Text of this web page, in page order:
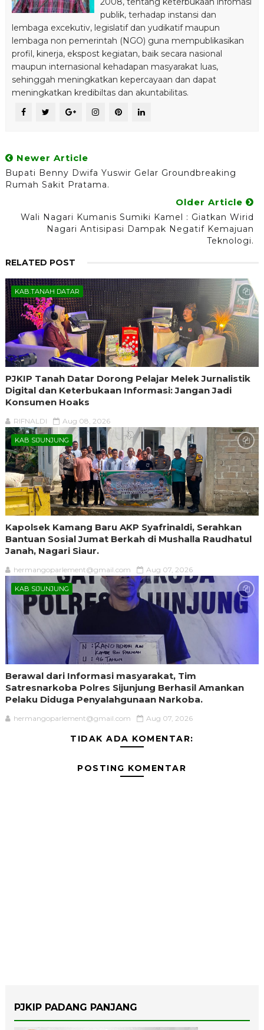
publik, terhadap instansi dan
lembaga excekutiv, legislatif dan yudikatif maupun
lembaga non pemerintah (NGO) guna mempublikasikan
profil, kinerja, ekspost kegiatan, baik secara nasional
maupun internasional kehadapan masyarakat luas,
sehinggah meningkatkan kepercayaan dan dapat
meningkatkan kredibiltas dan akuntabilitas.
Newer Article
Bupati Benny Dwifa Yuswir Gelar Groundbreaking
Rumah Sakit Pratama.
Older Article
Wali Nagari Kumanis Sumiki Kamel : Giatkan Wirid
Nagari Antisipasi Dampak Negatif Kemajuan
Teknologi.
RELATED POST
KAB.TANAH DATAR
PJKIP Tanah Datar Dorong Pelajar Melek Jurnalistik
Digital dan Keterbukaan Informasi: Jangan Jadi
Konsumen Hoaks
RIFNALDI Aug 08, 2026
KAB SIJUNJUNG
Kapolsek Kamang Baru AKP Syafrinaldi, Serahkan
Bantuan Sosial Jumat Berkah di Mushalla Raudhatul
Janah, Nagari Siaur.
hermangoparlement@gmail.com Aug 07, 2026
KAB SIJUNJUNG
Berawal dari Informasi masyarakat, Tim
Satresnarkoba Polres Sijunjung Berhasil Amankan
Pelaku Diduga Penyalahgunaan Narkoba.
hermangoparlement@gmail.com Aug 07, 2026
TIDAK ADA KOMENTAR:
POSTING KOMENTAR
PJKIP PADANG PANJANG